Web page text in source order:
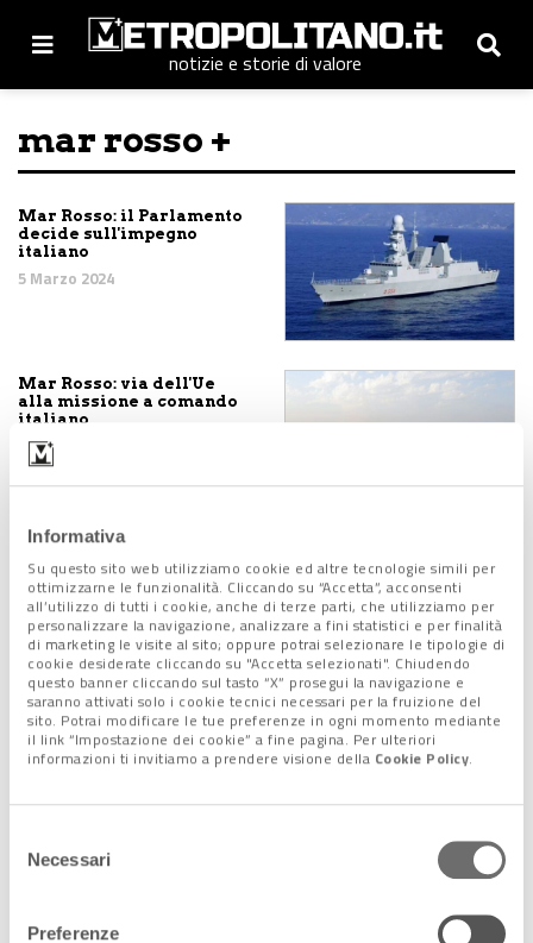
Informativa
Su questo sito web utilizziamo cookie ed altre tecnologie simili per
ottimizzarne le funzionalità. Cliccando su “Accetta”, acconsenti
all’utilizzo di tutti i cookie, anche di terze parti, che utilizziamo per
personalizzare la navigazione, analizzare a fini statistici e per finalità
di marketing le visite al sito; oppure potrai selezionare le tipologie di
cookie desiderate cliccando su "Accetta selezionati". Chiudendo
questo banner cliccando sul tasto “X” prosegui la navigazione e
saranno attivati solo i cookie tecnici necessari per la fruizione del
sito. Potrai modificare le tue preferenze in ogni momento mediante
il link “Impostazione dei cookie” a fine pagina. Per ulteriori
informazioni ti invitiamo a prendere visione della Cookie Policy.
delNecessari
Preferenze
notizie e storie di valore
mar rosso +
Mar Rosso: il Parlamento
decide sull'impegno
italiano
5 Marzo 2024
Mar Rosso: via dell'Ue
alla missione a comando
italiano
20 Febbraio 2024
mirino di Hamas e Huthi?
5 Febbraio 2024
Mar Rosso: l’Italia si
prepara alla missione
difensiva